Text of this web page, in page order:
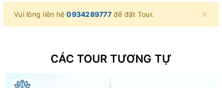
×
Vui lòng liên hệ0934289777để đặt Tour.
CÁC TOUR TƯƠNG TỰ